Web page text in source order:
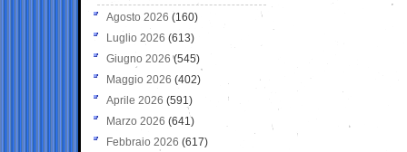
Agosto 2026 (160)
Luglio 2026 (613)
Giugno 2026 (545)
Maggio 2026 (402)
Aprile 2026 (591)
Marzo 2026 (641)
Febbraio 2026 (617)